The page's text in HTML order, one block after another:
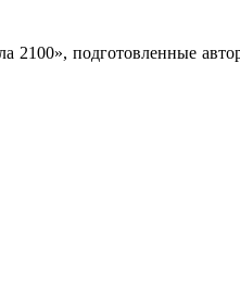
подготовленные